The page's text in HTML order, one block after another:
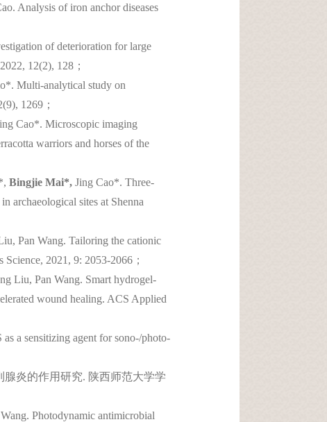
Analysis of iron anchor diseases
of deterioration for large
12(2), 128；
Multi-analytical study on
1269；
Cao*. Microscopic imaging
warriors and horses of the
Bingjie Mai*,Jing Cao*. Three-
archaeological sites at Shenna
Pan Wang. Tailoring the cationic
2021, 9: 2053-2066；
Liu, Pan Wang. Smart hydrogel-
wound healing. ACS Applied
a sensitizing agent for sono-/photo-
炎的作用研究. 陕西师范大学学
Photodynamic antimicrobial